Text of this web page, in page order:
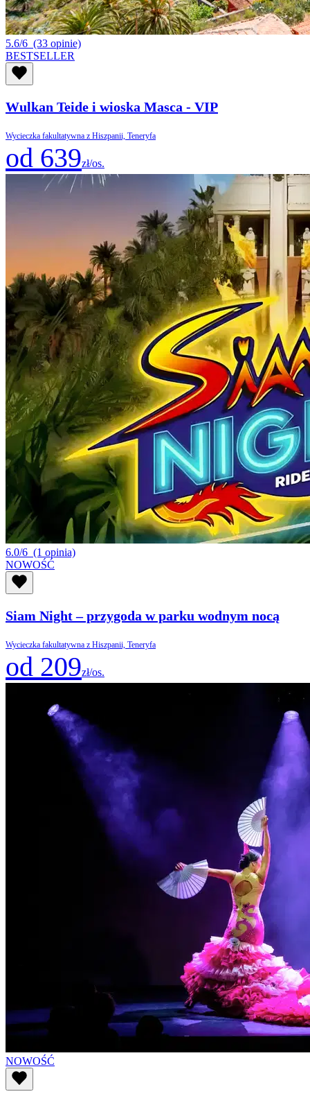
5.6/6 (33 opinie)
BESTSELLER
Wulkan Teide i wioska Masca - VIP
Wycieczka fakultatywna z Hiszpanii, Teneryfa
od 639zł/os.
6.0/6 (1 opinia)
NOWOŚĆ
Siam Night – przygoda w parku wodnym nocą
Wycieczka fakultatywna z Hiszpanii, Teneryfa
od 209zł/os.
NOWOŚĆ